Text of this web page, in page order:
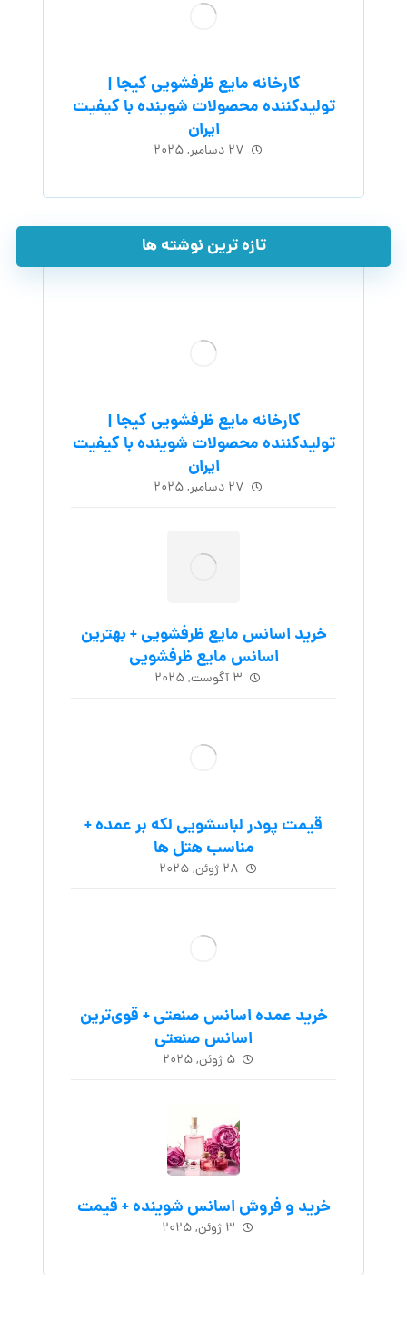
کارخانه مایع ظرفشویی کیجا |
تولیدکننده محصولات شوینده با کیفیت
ایران
۲۷ دسامبر, ۲۰۲۵
تازه ترین نوشته ها
کارخانه مایع ظرفشویی کیجا |
تولیدکننده محصولات شوینده با کیفیت
ایران
۲۷ دسامبر, ۲۰۲۵
خرید اسانس مایع ظرفشویی + بهترین
اسانس مایع ظرفشویی
۳ آگوست, ۲۰۲۵
قیمت پودر لباسشویی لکه بر عمده +
مناسب هتل ها
۲۸ ژوئن, ۲۰۲۵
خرید عمده اسانس صنعتی + قوی‌ترین
اسانس‌ صنعتی
۵ ژوئن, ۲۰۲۵
خرید و فروش اسانس شوینده + قیمت
۳ ژوئن, ۲۰۲۵